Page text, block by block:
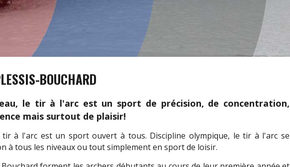
BOUCHARD
le tir à l'arc est un sport de précision, de concentration,
mais surtout de plaisir!
à l'arc est un sport ouvert à tous. Discipline olympique, le tir à l'arc se
à tous les niveaux ou tout simplement en sport de loisir.